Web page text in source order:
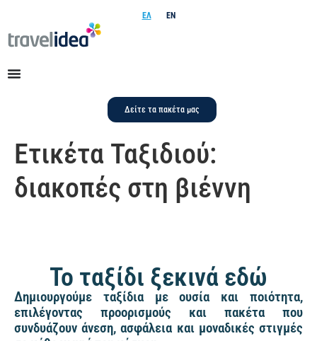
ΕΛ EN
Δείτε τα πακέτα μας
Ετικέτα Ταξιδιού:
διακοπές στη βιέννη
Το ταξίδι ξεκινά εδώ
Δημιουργούμε ταξίδια με ουσία και ποιότητα,
επιλέγοντας προορισμούς και πακέτα που
συνδυάζουν άνεση, ασφάλεια και μοναδικές στιγμές